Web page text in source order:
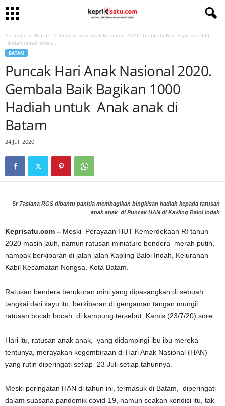
Beranda Batam
Puncak Hari Anak Nasional 2020. Gembala Baik Bagikan 1000
Hadiah untuk Anak...
BATAM
Puncak Hari Anak Nasional 2020.
Gembala Baik Bagikan 1000
Hadiah untuk Anak anak di
Batam
24 Juli 2020
Sr Tasiana RGS dibantu panitia membagikan bingkisan hadiah kepada ratusan
anak anak di Puncak HAN di Kavling Baloi Indah
Keprisatu.com – Meski Perayaan HUT Kemerdekaan RI tahun
2020 masih jauh, namun ratusan miniature bendera merah putih,
nampak berkibaran di jalan jalan Kapling Baloi Indah, Kelurahan
Kabil Kecamatan Nongsa, Kota Batam.
Ratusan bendera berukuran mini yang dipasangkan di sebuah
tangkai dari kayu itu, berkibaran di gengaman tangan mungil
ratusan bocah bocah di kampung tersebut, Kamis (23/7/20) sore.
Hari itu, ratusan anak anak, yang didampingi ibu ibu mereka
tentunya, merayakan kegembiraan di Hari Anak Nasional (HAN)
yang rutin diperingati setiap 23 Juli setiap tahunnya.
Meski peringatan HAN di tahun ini, termasuk di Batam, diperingati
dalam suasana pandemik covid-19, namun seakan kondisi itu, tak